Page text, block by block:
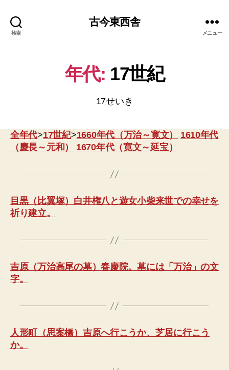
検索
古今東西舎
メニュー
年代: 17世紀
17せいき
全年代>17世紀>1660年代（万治～寛文）
1610年代
（慶長～元和）
1670年代（寛文～延宝）
目黒（比翼塚）白井権八と遊女小柴来世での幸せを
祈り建立。
吉原（万治高尾の墓）春慶院。墓には「万治」の文
字。
人形町（思案橋）吉原へ行こうか、芝居に行こう
か。